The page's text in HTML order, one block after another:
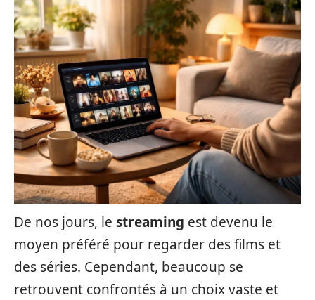
De nos jours, le streaming est devenu le
moyen préféré pour regarder des films et
des séries. Cependant, beaucoup se
retrouvent confrontés à un choix vaste et